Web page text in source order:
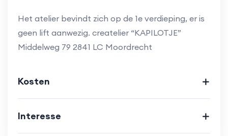
Het atelier bevindt zich op de 1e verdieping, er is
geen lift aanwezig. createlier “KAPILOTJE”
Middelweg 79 2841 LC Moordrecht
Kosten
Interesse